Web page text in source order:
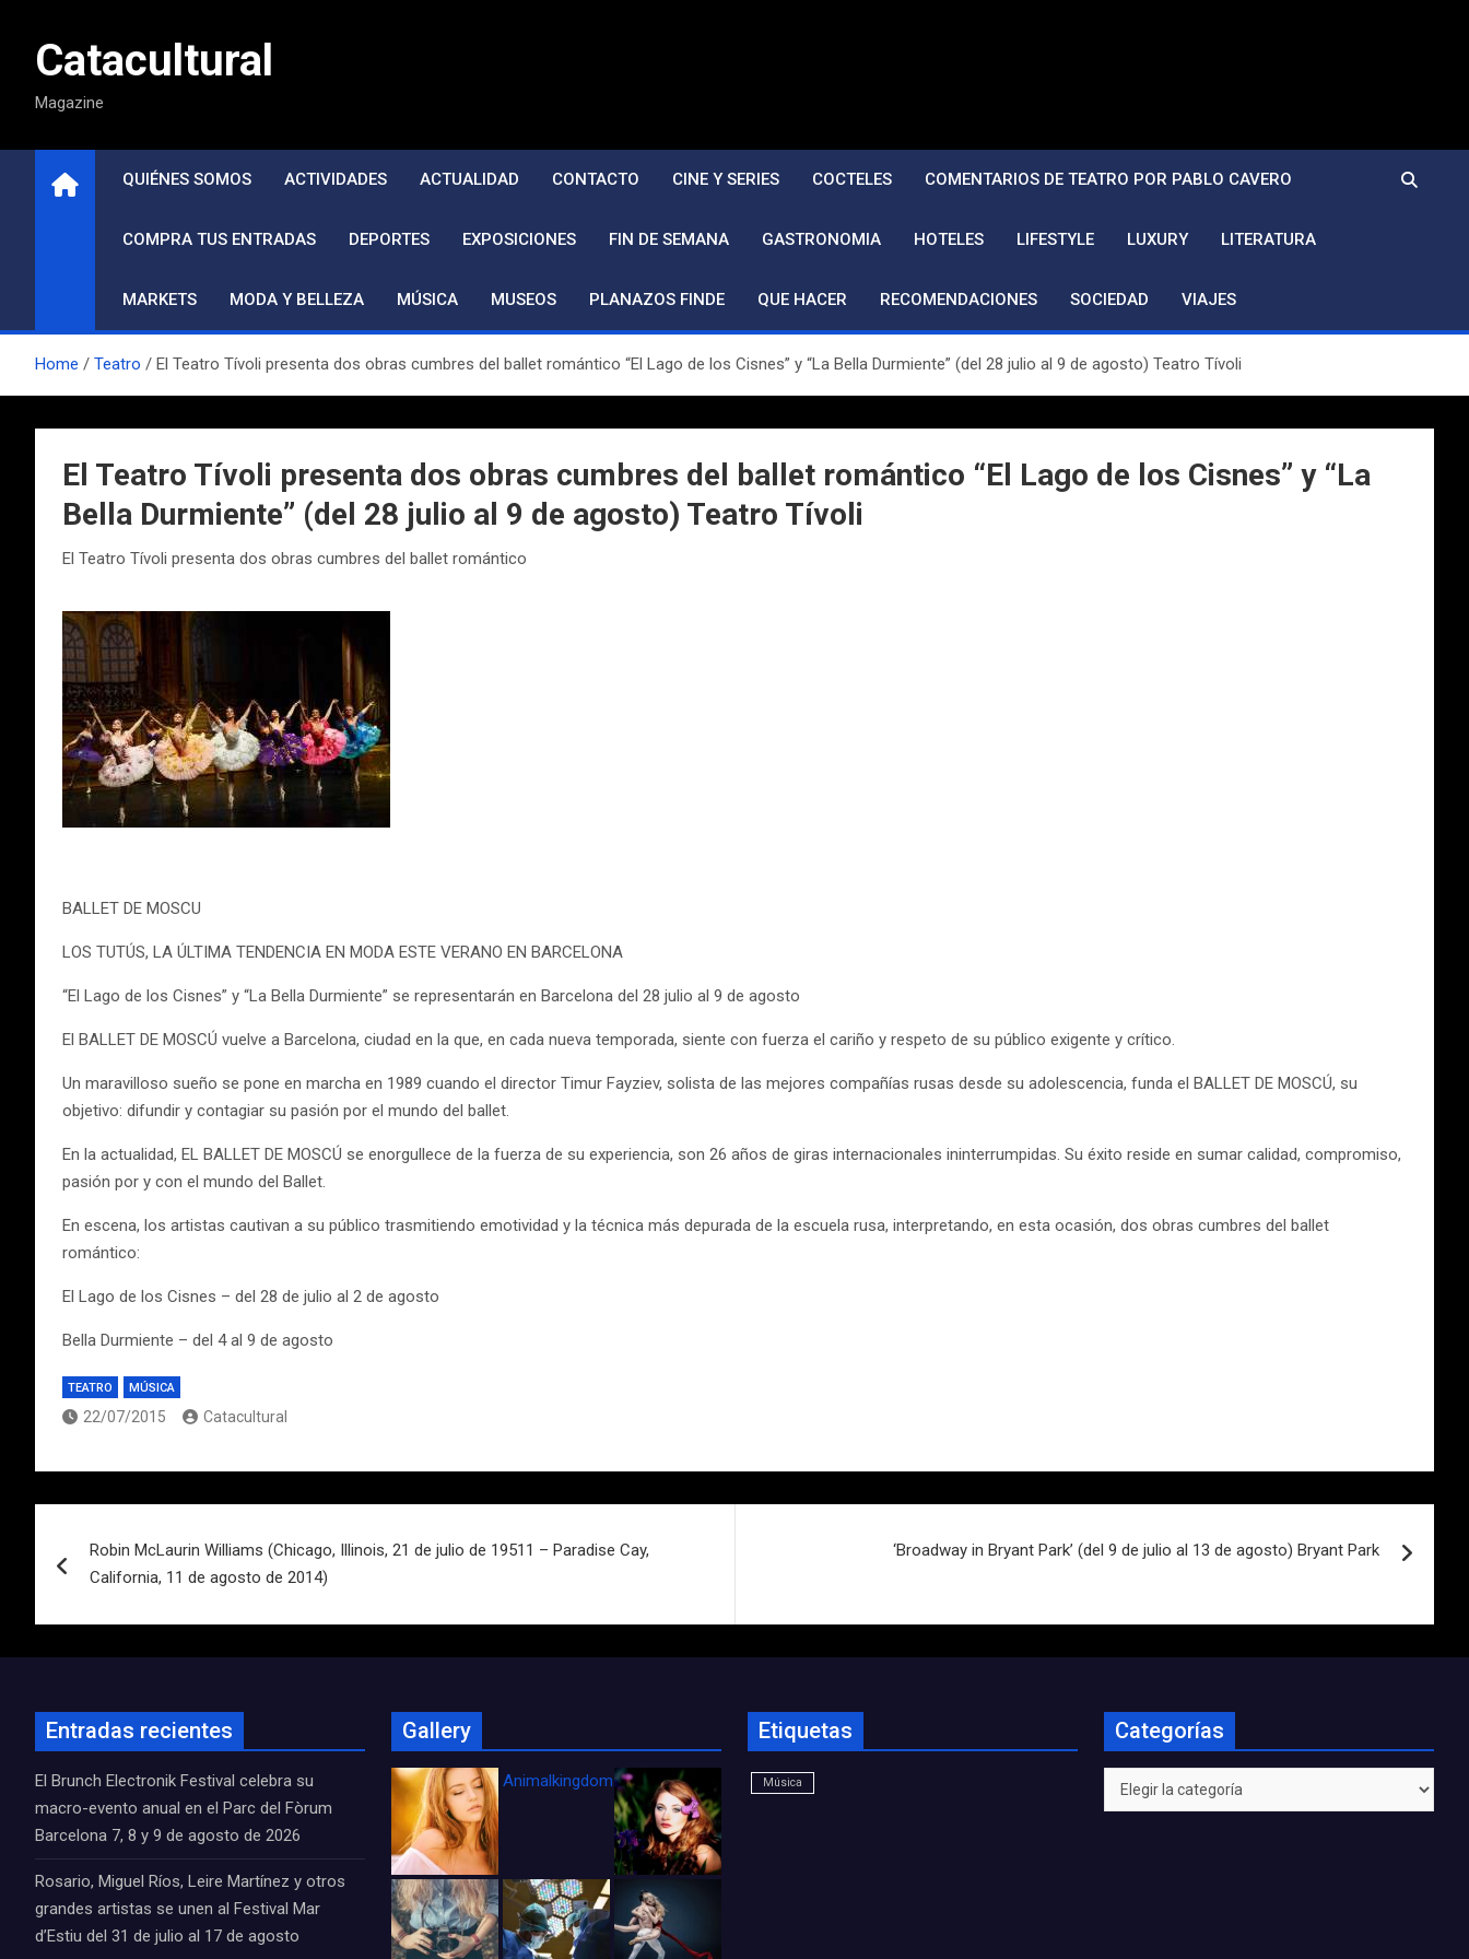
contenidoCatacultural
Magazine
QUIÉNES SOMOS ACTIVIDADES ACTUALIDAD CONTACTO CINE Y SERIES COCTELES COMENTARIOS DE TEATRO POR PABLO CAVERO
COMPRA TUS ENTRADAS DEPORTES EXPOSICIONES FIN DE SEMANA GASTRONOMIA HOTELES LIFESTYLE LUXURY LITERATURA
MARKETS MODA Y BELLEZA MÚSICA MUSEOS PLANAZOS FINDE QUE HACER RECOMENDACIONES SOCIEDAD VIAJES
Home Teatro El Teatro Tívoli presenta dos obras cumbres del ballet romántico “El Lago de los Cisnes” y “La Bella Durmiente” (del 28 julio al 9 de agosto) Teatro Tívoli
El Teatro Tívoli presenta dos obras cumbres del ballet romántico “El Lago de los Cisnes” y “La
Bella Durmiente” (del 28 julio al 9 de agosto) Teatro Tívoli
El Teatro Tívoli presenta dos obras cumbres del ballet romántico
BALLET DE MOSCU
LOS TUTÚS, LA ÚLTIMA TENDENCIA EN MODA ESTE VERANO EN BARCELONA
“El Lago de los Cisnes” y “La Bella Durmiente” se representarán en Barcelona del 28 julio al 9 de agosto
El BALLET DE MOSCÚ vuelve a Barcelona, ciudad en la que, en cada nueva temporada, siente con fuerza el cariño y respeto de su público exigente y crítico.
Un maravilloso sueño se pone en marcha en 1989 cuando el director Timur Fayziev, solista de las mejores compañías rusas desde su adolescencia, funda el BALLET DE MOSCÚ, su
objetivo: difundir y contagiar su pasión por el mundo del ballet.
En la actualidad, EL BALLET DE MOSCÚ se enorgullece de la fuerza de su experiencia, son 26 años de giras internacionales ininterrumpidas. Su éxito reside en sumar calidad, compromiso,
pasión por y con el mundo del Ballet.
En escena, los artistas cautivan a su público trasmitiendo emotividad y la técnica más depurada de la escuela rusa, interpretando, en esta ocasión, dos obras cumbres del ballet
romántico:
El Lago de los Cisnes – del 28 de julio al 2 de agosto
Bella Durmiente – del 4 al 9 de agosto
TEATRO MÚSICA
22/07/2015 Catacultural
de
entradas
Robin McLaurin Williams (Chicago, Illinois, 21 de julio de 19511 – Paradise Cay,
California, 11 de agosto de 2014)
‘Broadway in Bryant Park’ (del 9 de julio al 13 de agosto) Bryant Park
Entradas recientes
El Brunch Electronik Festival celebra su
macro-evento anual en el Parc del Fòrum
Barcelona 7, 8 y 9 de agosto de 2026
Rosario, Miguel Ríos, Leire Martínez y otros
grandes artistas se unen al Festival Mar
d’Estiu del 31 de julio al 17 de agosto
Gallery
Animalkingdom_FichaCine
Etiquetas
Música
Categorías
Categorías